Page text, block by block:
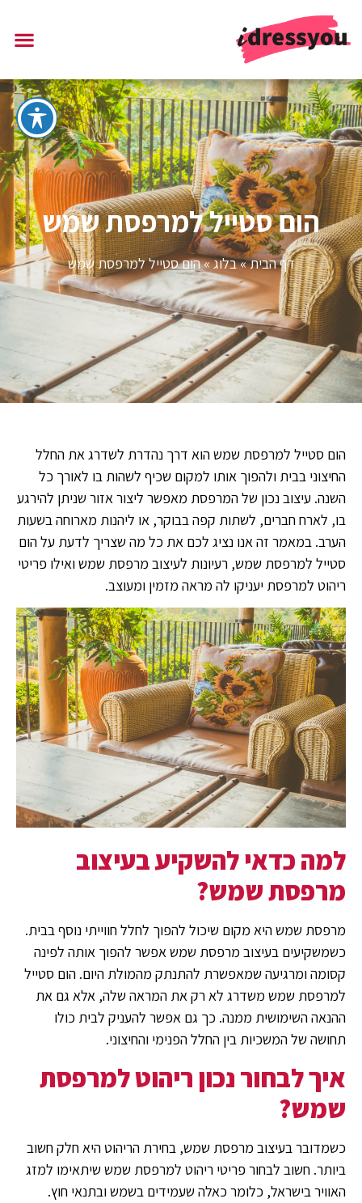
הום סטייל למרפסת שמש
דף הבית»בלוג»הום סטייל למרפסת שמש
הום סטייל למרפסת שמש הוא דרך נהדרת לשדרג את החלל
החיצוני בבית ולהפוך אותו למקום שכיף לשהות בו לאורך כל
השנה. עיצוב נכון של המרפסת מאפשר ליצור אזור שניתן להירגע
בו, לארח חברים, לשתות קפה בבוקר, או ליהנות מארוחה בשעות
הערב. במאמר זה אנו נציג לכם את כל מה שצריך לדעת על הום
סטייל למרפסת שמש, רעיונות לעיצוב מרפסת שמש ואילו פריטי
ריהוט למרפסת יעניקו לה מראה מזמין ומעוצב.
למה כדאי להשקיע בעיצוב
מרפסת שמש?
מרפסת שמש היא מקום שיכול להפוך לחלל חווייתי נוסף בבית.
כשמשקיעים בעיצוב מרפסת שמש אפשר להפוך אותה לפינה
קסומה ומרגיעה שמאפשרת להתנתק מהמולת היום. הום סטייל
למרפסת שמש משדרג לא רק את המראה שלה, אלא גם את
ההנאה השימושית ממנה. כך גם אפשר להעניק לבית כולו
תחושה של המשכיות בין החלל הפנימי והחיצוני.
איך לבחור נכוןריהוט למרפסת
שמש?
כשמדובר בעיצוב מרפסת שמש, בחירת הריהוט היא חלק חשוב
ביותר. חשוב לבחור פריטי ריהוט למרפסת שמש שיתאימו למזג
האוויר בישראל, כלומר כאלה שעמידים בשמש ובתנאי חוץ.